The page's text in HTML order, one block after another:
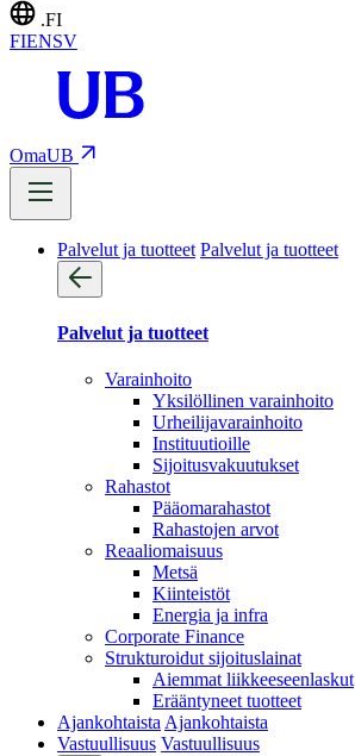
.FI
FIENSV
OmaUB
Palvelut ja tuotteet Palvelut ja tuotteet
Palvelut ja tuotteet
Varainhoito
Yksilöllinen varainhoito
Urheilijavarainhoito
Instituutioille
Sijoitusvakuutukset
Rahastot
Pääomarahastot
Rahastojen arvot
Reaaliomaisuus
Metsä
Kiinteistöt
Energia ja infra
Corporate Finance
Strukturoidut sijoituslainat
Aiemmat liikkeeseenlaskut
Erääntyneet tuotteet
Ajankohtaista Ajankohtaista
Vastuullisuus Vastuullisuus